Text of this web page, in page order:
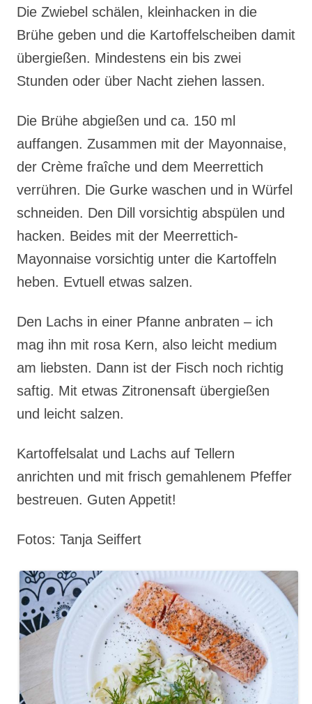
Die Zwiebel schälen, kleinhacken in die
Brühe geben und die Kartoffelscheiben damit
übergießen. Mindestens ein bis zwei
Stunden oder über Nacht ziehen lassen.
Die Brühe abgießen und ca. 150 ml
auffangen. Zusammen mit der Mayonnaise,
der Crème fraîche und dem Meerrettich
verrühren. Die Gurke waschen und in Würfel
schneiden. Den Dill vorsichtig abspülen und
hacken. Beides mit der Meerrettich-
Mayonnaise vorsichtig unter die Kartoffeln
heben. Evtuell etwas salzen.
Den Lachs in einer Pfanne anbraten – ich
mag ihn mit rosa Kern, also leicht medium
am liebsten. Dann ist der Fisch noch richtig
saftig. Mit etwas Zitronensaft übergießen
und leicht salzen.
Kartoffelsalat und Lachs auf Tellern
anrichten und mit frisch gemahlenem Pfeffer
bestreuen. Guten Appetit!
Fotos: Tanja Seiffert